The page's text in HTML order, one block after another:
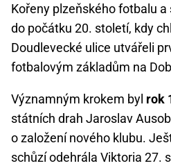
Kořeny plzeňského fotbalu
do počátku 20. století, kdy
Doudlevecké ulice utvářeli
fotbalovým základům na
Významným krokem byl rok
státních drah Jaroslav
o založení nového klubu.
schůzí odehrála Viktoria 27.